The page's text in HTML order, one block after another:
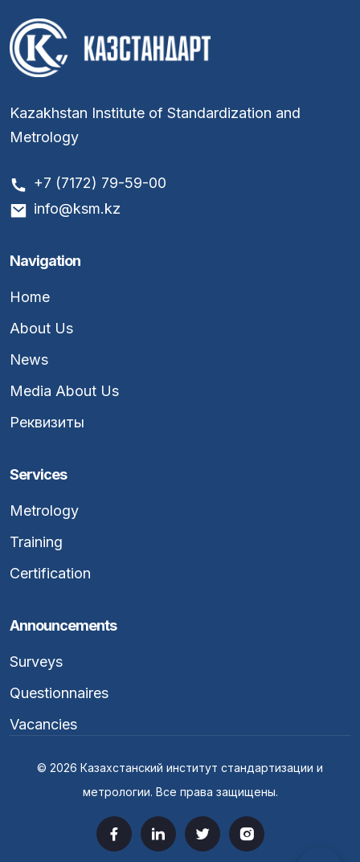
Kazakhstan Institute of Standardization and
Metrology
+7 (7172) 79-59-00
info@ksm.kz
Navigation
Home
About Us
News
Media About Us
Реквизиты
Services
Metrology
Training
Certification
Announcements
Surveys
Questionnaires
Vacancies
© 2026 Казахстанский институт стандартизации и
метрологии. Все права защищены.